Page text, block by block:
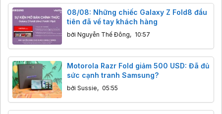
08/08: Những chiếc Galaxy Z Fold8 đầu
tiên đã về tay khách hàng
bởi Nguyễn Thế Đông, 10:57
Motorola Razr Fold giảm 500 USD: Đã đủ
sức cạnh tranh Samsung?
bởi Sussie, 05:55